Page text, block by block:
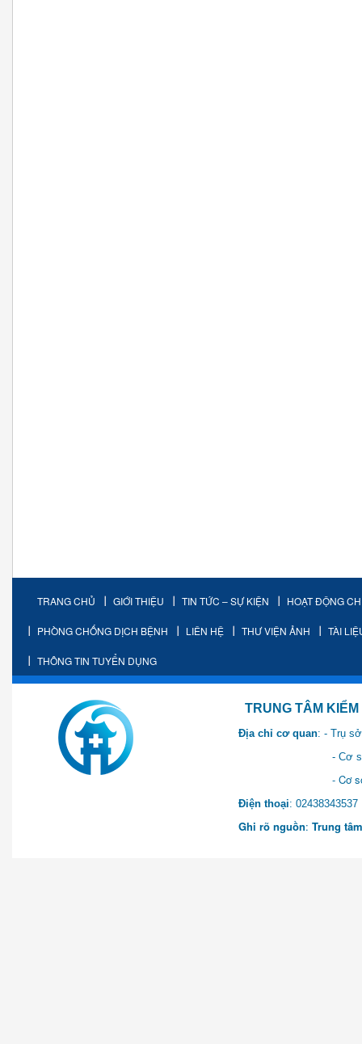
TRANG CHỦ GIỚI THIỆU TIN TỨC – SỰ KIỆN HOẠT ĐỘNG
PHÒNG CHỐNG DỊCH BỆNH LIÊN HỆ THƯ VIỆN ẢNH TÀI
THÔNG TIN TUYỂN DỤNG
TRUNG TÂM KIỂM SOÁT
Địa chỉ cơ quan: - Trụ
- Cơ sở 2: Khu Hành
- Cơ sở 3: Số 1 Ngõ 2
Điện thoại:
Ghi rõ nguồn: Trung